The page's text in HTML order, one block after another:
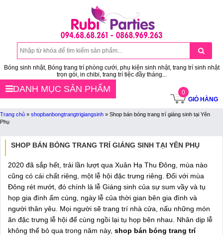
Bóng sinh nhật, Bóng trang trí phòng cưới, phụ kiện sinh nhật, trang trí sinh nhật
trọn gói, in chibi, trang trí tiệc đầy tháng...
0
GIỎ HÀNG
DANH MỤC SẢN PHẨM
Trang chủ » shopbanbongtrangtrigiangsinh » Shop bán bóng trang trí giáng sinh tại Yên
Phụ
SHOP BÁN BÓNG TRANG TRÍ GIÁNG SINH TẠI YÊN PHỤ
2020 đã sắp hết, trải lần lượt qua Xuân Hạ Thu Đông, mùa nào
cũng có cái chất riêng, một lễ hội đặc trưng riêng. Đối với mùa
Đông rét mướt, đó chính là lễ Giáng sinh của sự sum vầy và tụ
họp gia đình ấm cúng, ngày lễ của thời gian bên gia đình và
người thân yêu. Mọi người sẽ trang trí nhà cửa, nấu những món
ăn đặc trưng lễ hội để cùng ngồi lại tụ họp bên nhau. Nhân dịp lễ
không thể bỏ qua trong năm này, shop bán bóng trang trí